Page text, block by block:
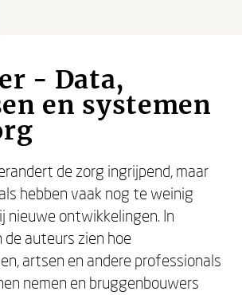
- Data,
en systemen
de zorg ingrijpend, maar
hebben vaak nog te weinig
nieuwe ontwikkelingen. In
de auteurs zien hoe
artsen en andere professionals
nemen en bruggenbouwers